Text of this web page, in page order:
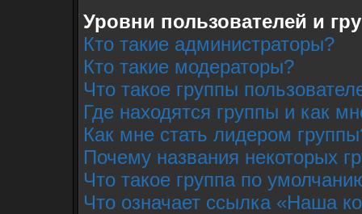
Уровни пользователей и
Кто такие администраторы?
Кто такие модераторы?
Что такое группы
Где находятся группы и как
Как мне стать лидером
Почему названия некоторых
Что такое группа по
Что означает ссылка «Наша